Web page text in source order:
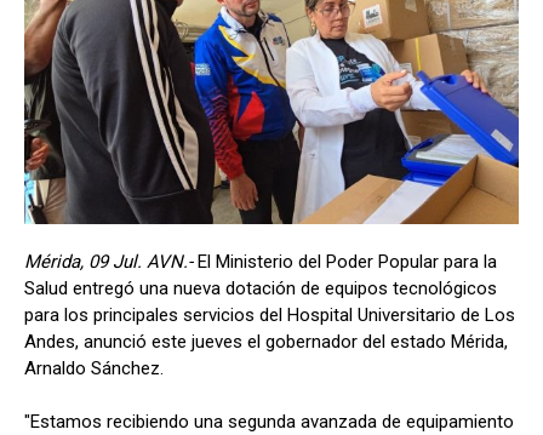
Mérida, 09 Jul. AVN.-El Ministerio del Poder Popular para la
Salud entregó una nueva dotación de equipos tecnológicos
para los principales servicios del Hospital Universitario de Los
Andes, anunció este jueves el gobernador del estado Mérida,
Arnaldo Sánchez.
"Estamos recibiendo una segunda avanzada de equipamiento